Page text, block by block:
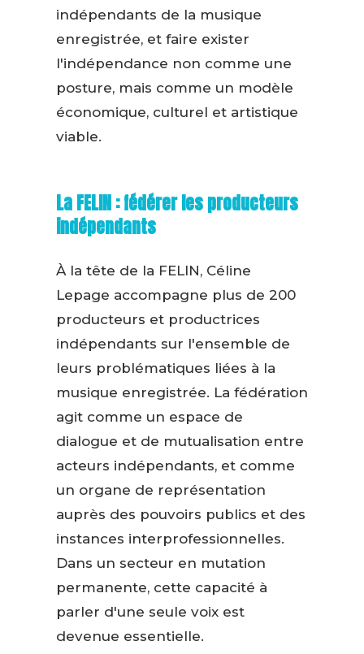
indépendants de la musique
enregistrée, et faire exister
l'indépendance non comme une
posture, mais comme un modèle
économique, culturel et artistique
viable.
La FELIN : fédérer les producteurs
indépendants
À la tête de la FELIN, Céline
Lepage accompagne plus de 200
producteurs et productrices
indépendants sur l'ensemble de
leurs problématiques liées à la
musique enregistrée. La fédération
agit comme un espace de
dialogue et de mutualisation entre
acteurs indépendants, et comme
un organe de représentation
auprès des pouvoirs publics et des
instances interprofessionnelles.
Dans un secteur en mutation
permanente, cette capacité à
parler d'une seule voix est
devenue essentielle.